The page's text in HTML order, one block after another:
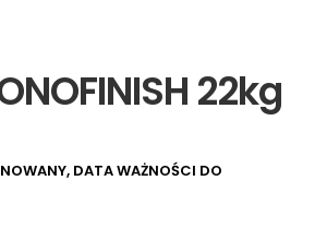
22kg
DATA WAŻNOŚCI DO